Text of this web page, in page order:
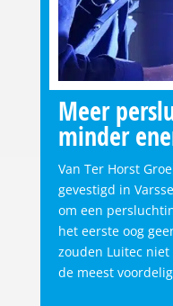
Meer
minder
Van Ter Horst
gevestigd in
om een
het eerste oog
zouden Luitec
de meest